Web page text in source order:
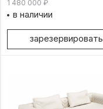
1 480 000 ₽
в наличии
зарезервировать